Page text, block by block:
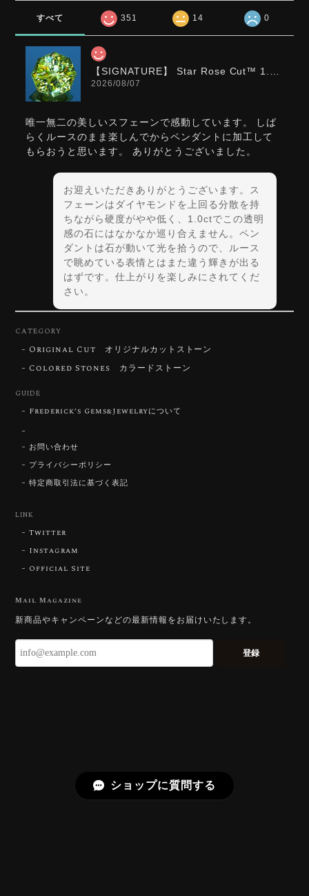
すべて 351 14 0
2026/08/07
唯一無二の美しいスフェーンで感動しています。 しば
らくルースのまま楽しんでからペンダントに加工して
もらおうと思います。 ありがとうございました。
お迎えいただきありがとうございます。ス
フェーンはダイヤモンドを上回る分散を持
ちながら硬度がやや低く、1.0ctでこの透明
感の石にはなかなか巡り合えません。ペン
ダントは石が動いて光を拾うので、ルース
で眺めている表情とはまた違う輝きが出る
はずです。仕上がりを楽しみにされてくだ
さい。
2026/07/30
いです。 ウルウルとギラギラを一度に見ることができ
る不思議なカットだと感じました。強い煌めきだけで
です。Star Rose Cut™ は中心から外へ広
CATEGORY
Original Cut オリジナルカットストーン
Colored Stones カラードストーン
GUIDE
Frederick’s Gems&Jewelryについて
お問い合わせ
プライバシーポリシー
特定商取引法に基づく表記
LINK
Twitter
Instagram
Official Site
Mail Magazine
新商品やキャンペーンなどの最新情報をお届けいたします。
登録
ショップに質問する